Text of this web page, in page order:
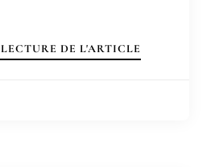
DE L'ARTICLE